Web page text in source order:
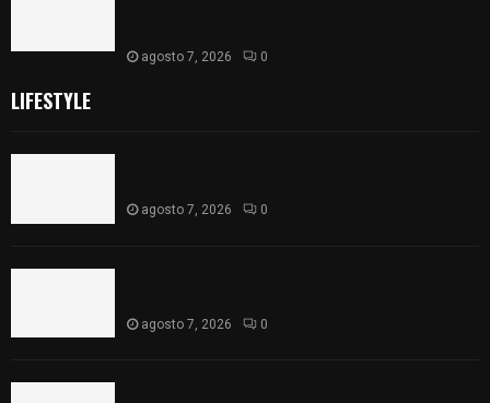
agosto 7, 2026 0
LIFESTYLE
agosto 7, 2026 0
agosto 7, 2026 0